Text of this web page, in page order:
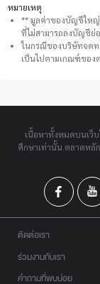
หมายเหตุ
** มูลค่าของบัญชีใหญ่
ที่ไม่สามารถลงบัญชีย่
ในกรณีของบริษัทจดท
เป็นไปตามเกณฑ์ของ
เนื้อหาทั้งหมดบนเว็
ศึกษาเท่านั้น ตลาดหลั
ติดต่อเรา
ร่วมงานกับเรา
คำถามที่พบบ่อย